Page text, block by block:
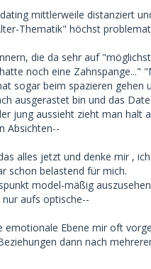
mittlerweile distanziert
Thematik" höchst
die da sehr auf
noch eine Zahnspange..."
sogar beim spazieren gehen
ausgerastet bin und das
jung aussieht zieht man halt
Absichten--
alles jetzt und denke mir ,
schon belastend für mich.
model-mäßig
aufs optische--
emotionale Ebene mir oft
dann nach